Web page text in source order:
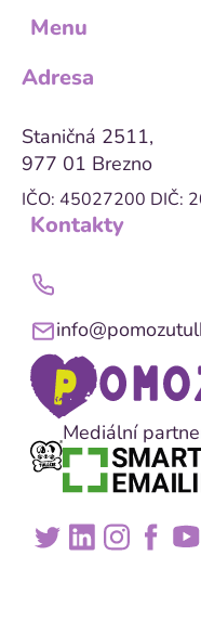
Menu
Adresa
Staničná 2511,
977 01 Brezno
IČO: 45027200 DIČ:
Kontakty
Mediální